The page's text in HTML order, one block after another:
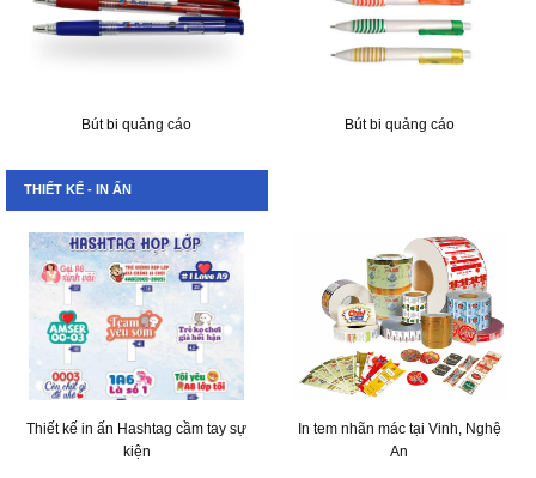
Bút bi quảng cáo Bút bi quảng cáo
THIẾT KẾ - IN ẤN
Thiết kế in ấn Hashtag cầm tay sự
kiện
In tem nhãn mác tại Vinh, Nghệ
An